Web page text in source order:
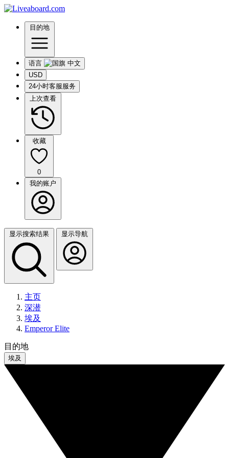
目的地
语言
USD
24小时客服服务
上次查看
收藏
0
我的账户
显示搜索结果 显示导航
主页
深潜
埃及
Emperor Elite
目的地
埃及